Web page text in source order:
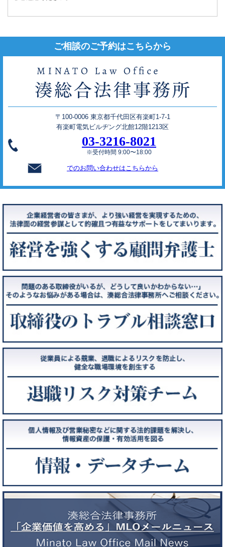
ご相談のご予約はこちらから
〒100-0006 東京都千代田区有楽町1-7-1
有楽町電気ビルヂング北館12階1213区
03-3216-8021
※受付時間 9:00〜18:00
でのお問い合わせはこちらから